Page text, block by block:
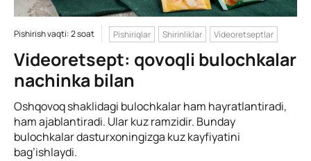
Pishirish vaqti: 2 soat Pishiriqlar Shirinliklar Videoretseptlar
Videoretsept: qovoqli bulochkalar
nachinka bilan
Oshqovoq shaklidagi bulochkalar ham hayratlantiradi,
ham ajablantiradi. Ular kuz ramzidir. Bunday
bulochkalar dasturxoningizga kuz kayfiyatini
bag’ishlaydi.